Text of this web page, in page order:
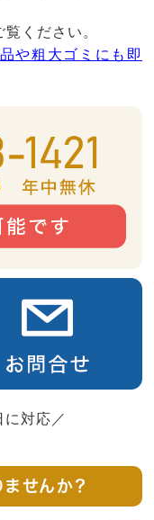
ください。
や粗大ゴミにも即
に対応／
せんか？